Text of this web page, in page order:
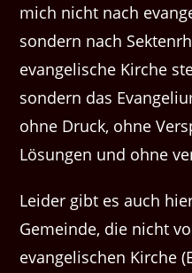
mich nicht nach
sondern nach
evangelische Kirche
sondern das
ohne Druck, ohne
Lösungen und ohne
Leider gibt es auch
Gemeinde, die nicht
evangelischen Kirche